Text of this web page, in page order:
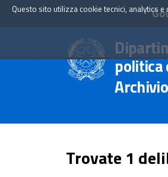
politica
Trovate 1
Questo sito utilizza cookie tecnici, analytics